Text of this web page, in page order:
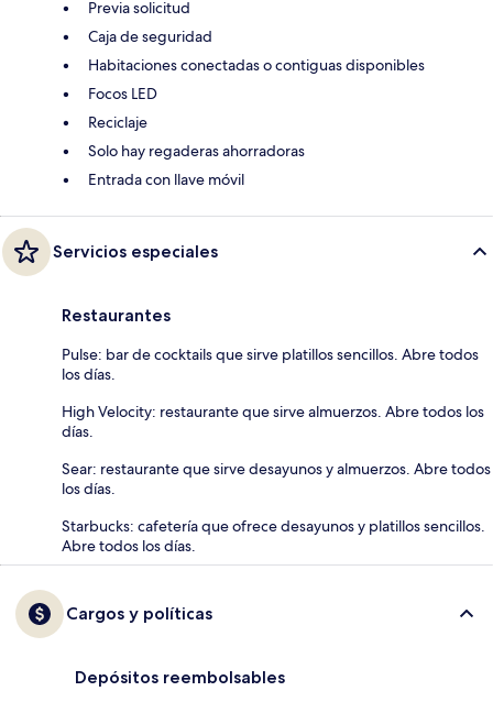
Previa solicitud
Caja de seguridad
Habitaciones conectadas o contiguas disponibles
Focos LED
Reciclaje
Solo hay regaderas ahorradoras
Entrada con llave móvil
Servicios especiales
Restaurantes
Pulse: bar de cocktails que sirve platillos sencillos. Abre todos
los días.
High Velocity: restaurante que sirve almuerzos. Abre todos los
días.
Sear: restaurante que sirve desayunos y almuerzos. Abre todos
los días.
Starbucks: cafetería que ofrece desayunos y platillos sencillos.
Abre todos los días.
Cargos y políticas
Depósitos reembolsables